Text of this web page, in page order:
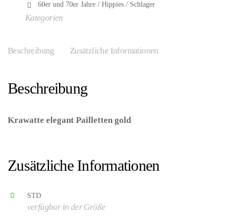
60er und 70er Jahre / Hippies / Schlager
Kategorien
Beschreibung Zusätzliche Informationen
Beschreibung
Krawatte elegant Pailletten gold
Zusätzliche Informationen
STD
verfügbar in der Größe